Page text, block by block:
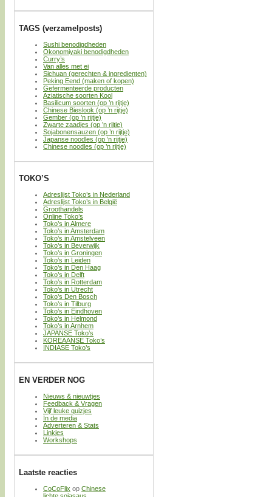
TAGS (verzamelposts)
Sushi benodigdheden
Okonomiyaki benodigdheden
Curry’s
Van alles met ei
Sichuan (gerechten & ingredienten)
Peking Eend (maken of kopen)
Gefermenteerde producten
Aziatische soorten Kool
Basilicum soorten (op ’n rijtje)
Chinese Bieslook (op ’n rijtje)
Gember (op ’n rijtje)
Zwarte zaadjes (op ’n rijtje)
Sojabonensauzen (op ’n rijtje)
Japanse noodles (op ’n rijtje)
Chinese noodles (op ’n rijtje)
TOKO’S
Adreslijst Toko’s in Nederland
Adreslijst Toko’s in België
Groothandels
Online Toko’s
Toko’s in Almere
Toko’s in Amsterdam
Toko’s in Amstelveen
Toko’s in Beverwijk
Toko’s in Groningen
Toko’s in Leiden
Toko’s in Den Haag
Toko’s in Delft
Toko’s in Rotterdam
Toko’s in Utrecht
Toko’s Den Bosch
Toko’s in Tilburg
Toko’s in Eindhoven
Toko’s in Helmond
Toko’s in Arnhem
JAPANSE Toko’s
KOREAANSE Toko’s
INDIASE Toko’s
EN VERDER NOG
Nieuws & nieuwtjes
Feedback & Vragen
Vijf leuke quizjes
In de media
Adverteren & Stats
Linkjes
Workshops
Laatste reacties
CoCoFlix op Chinese